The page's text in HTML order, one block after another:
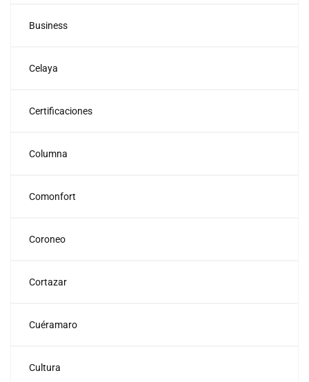
Business
Celaya
Certificaciones
Columna
Comonfort
Coroneo
Cortazar
Cuéramaro
Cultura